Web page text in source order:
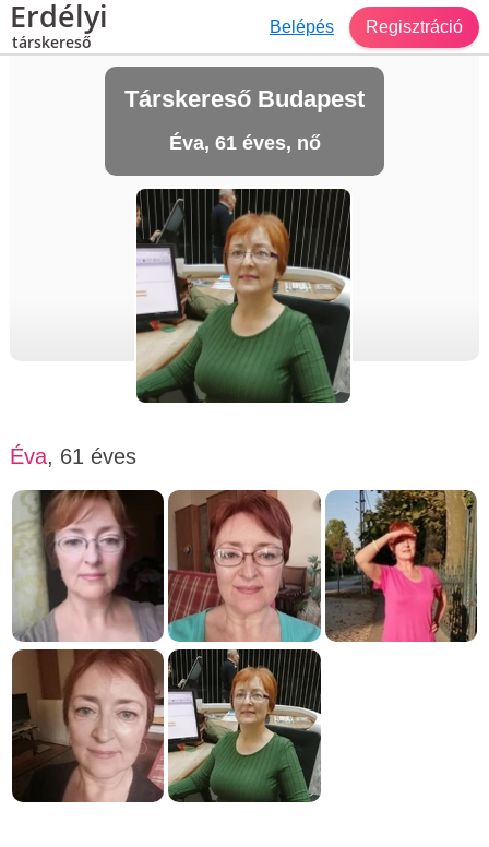
Erdélyi
társkereső
Belépés Regisztráció
Társkereső Budapest
Éva, 61 éves, nő
Éva, 61 éves